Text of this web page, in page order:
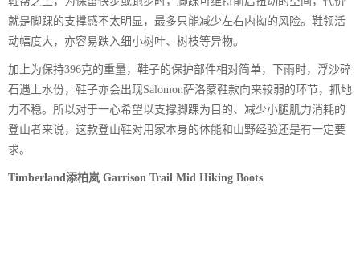
就是脚踝的支撑感不太明显，最多只能减少左右内拗的风险。鞋领活
动幅度大，亦容易跌入细小树叶、树枝等异物。
加上为保持396克的重量，鞋子的保护部件相对简单，下雨时，浮沙碎
石遇上水份，鞋子亦会出现Salomon萨洛蒙鞋款向来较弱的环节，抓地
力不稳。所以对于一心希望以支撑脚踝为目的、减少小腿肌力消耗的
登山者来说，这款登山鞋对用家本身的体能和山野经验还是有一定要
求。
Timberland添柏岚 Garrison Trail Mid Hiking Boots